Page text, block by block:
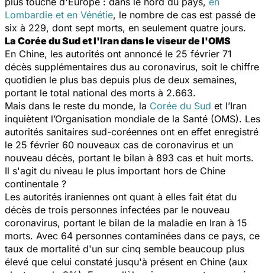
Lombardie et en Vénétie, le nombre de cas est passé de
six à 229, dont sept morts, en seulement quatre jours.
La Corée du Sud et l'Iran dans le viseur de l'OMS
En Chine, les autorités ont annoncé le 25 février 71
décès supplémentaires dus au coronavirus, soit le chiffre
quotidien le plus bas depuis plus de deux semaines,
portant le total national des morts à 2.663.
Mais dans le reste du monde, la Corée du Sud et l’Iran
inquiètent l’Organisation mondiale de la Santé (OMS). Les
autorités sanitaires sud-coréennes ont en effet enregistré
le 25 février 60 nouveaux cas de coronavirus et un
nouveau décès, portant le bilan à 893 cas et huit morts.
Il s'agit du niveau le plus important hors de Chine
continentale ?
Les autorités iraniennes ont quant à elles fait état du
décès de trois personnes infectées par le nouveau
coronavirus, portant le bilan de la maladie en Iran à 15
morts. Avec 64 personnes contaminées dans ce pays, ce
taux de mortalité d'un sur cinq semble beaucoup plus
élevé que celui constaté jusqu'à présent en Chine (aux